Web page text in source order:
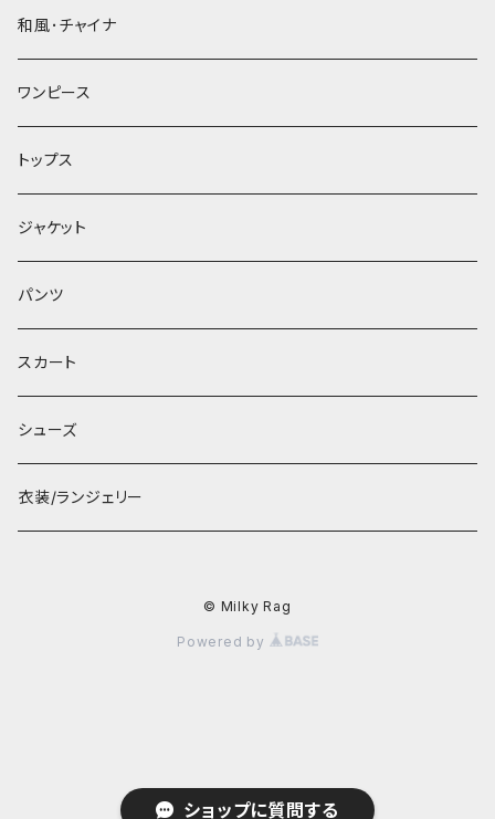
ショップに質問する
和風･チャイナ
ワンピース
トップス
ジャケット
パンツ
スカート
シューズ
衣装/ランジェリー
© Milky Rag
Powered by